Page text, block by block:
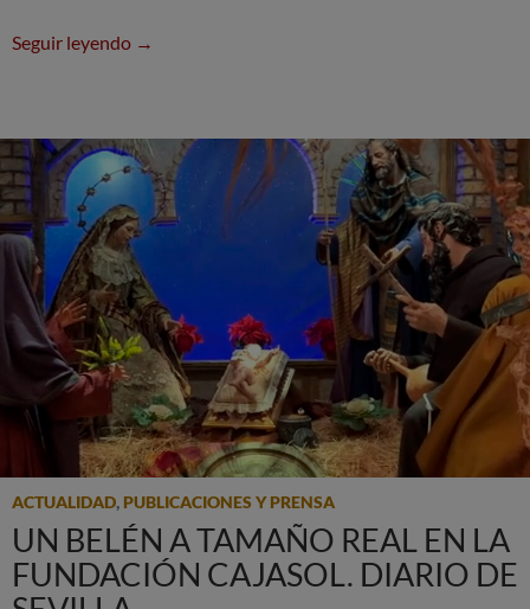
Seguir leyendo La Hermandad Salesiana de Cádiz digitaliza en
→
ACTUALIDAD, PUBLICACIONES Y PRENSA
UN BELÉN A TAMAÑO REAL EN LA
FUNDACIÓN CAJASOL. DIARIO DE